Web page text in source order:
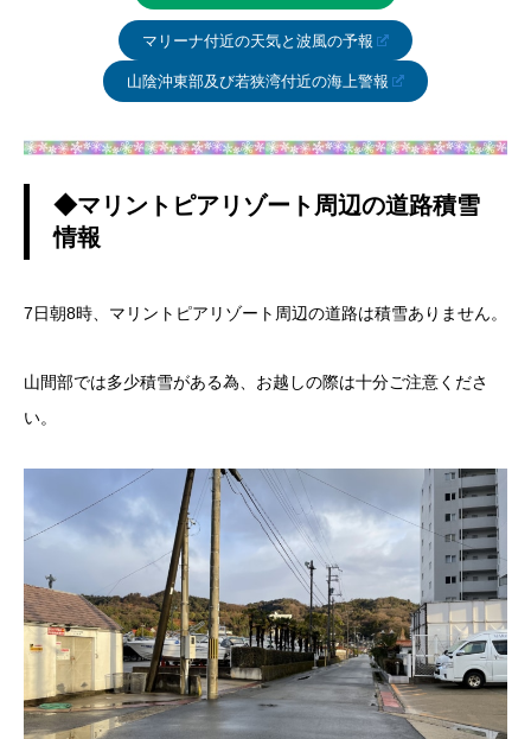
マリーナ付近の天気と波風の予報
山陰沖東部及び若狭湾付近の海上警報
◆マリントピアリゾート周辺の道路積雪
情報
7日朝8時、マリントピアリゾート周辺の道路は積雪ありません。
山間部では多少積雪がある為、お越しの際は十分ご注意くださ
い。